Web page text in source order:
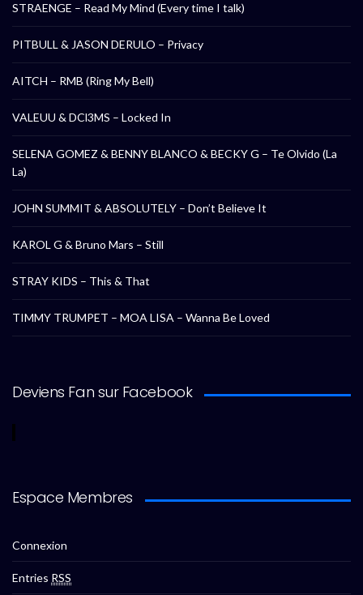
STRAENGE – Read My Mind (Every time I talk)
PITBULL & JASON DERULO – Privacy
AITCH – RMB (Ring My Bell)
VALEUU & DCl3MS – Locked In
SELENA GOMEZ & BENNY BLANCO & BECKY G – Te Olvido (La
La)
JOHN SUMMIT & ABSOLUTELY – Don’t Believe It
KAROL G & Bruno Mars – Still
STRAY KIDS – This & That
TIMMY TRUMPET – MOA LISA – Wanna Be Loved
Deviens Fan sur Facebook
Espace Membres
Connexion
Entries RSS